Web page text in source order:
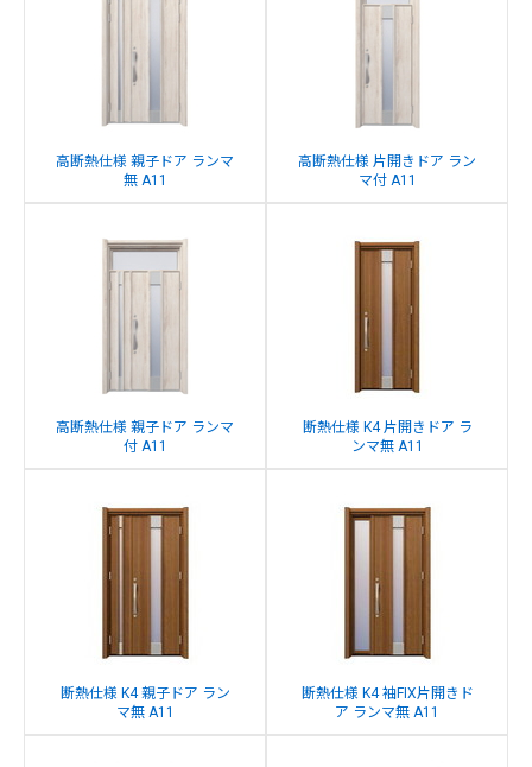
高断熱仕様 親子ドア ランマ
無 A11
高断熱仕様 片開きドア ラン
マ付 A11
高断熱仕様 親子ドア ランマ
付 A11
断熱仕様 K4 片開きドア ラ
ンマ無 A11
断熱仕様 K4 親子ドア ラン
マ無 A11
断熱仕様 K4 袖FIX片開きド
ア ランマ無 A11